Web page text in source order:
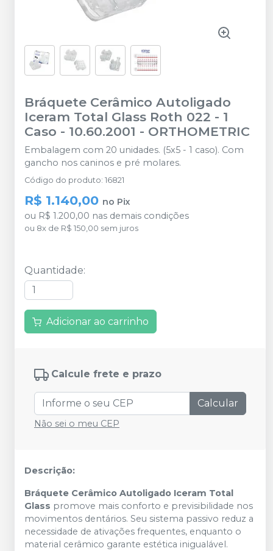
Bráquete Cerâmico Autoligado
Iceram Total Glass Roth 022 - 1
Caso - 10.60.2001 - ORTHOMETRIC
Embalagem com 20 unidades. (5x5 - 1 caso). Com
gancho nos caninos e pré molares.
Código do produto: 16821
R$ 1.140,00 no Pix
ou R$ 1.200,00 nas demais condições
ou 8x de R$ 150,00 sem juros
Quantidade:
Adicionar ao carrinho
Calcule frete e prazo
Calcular
Não sei o meu CEP
Descrição:
Bráquete Cerâmico Autoligado Iceram Total
Glass promove mais conforto e previsibilidade nos
movimentos dentários. Seu sistema passivo reduz a
necessidade de ativações frequentes, enquanto o
material cerâmico garante estética inigualável.